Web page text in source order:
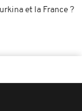
et la France ?